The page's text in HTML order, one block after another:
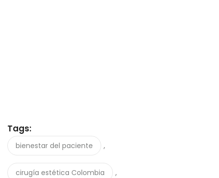
Tags:
bienestar del paciente ,
cirugía estética Colombia ,